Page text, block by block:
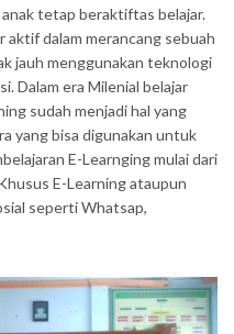
tetap beraktiftas belajar.
aktif dalam merancang sebuah
jauh menggunakan teknologi
Dalam era Milenial belajar
sudah menjadi hal yang
yang bisa digunakan untuk
E-Learnging mulai dari
E-Learning ataupun
seperti Whatsap,